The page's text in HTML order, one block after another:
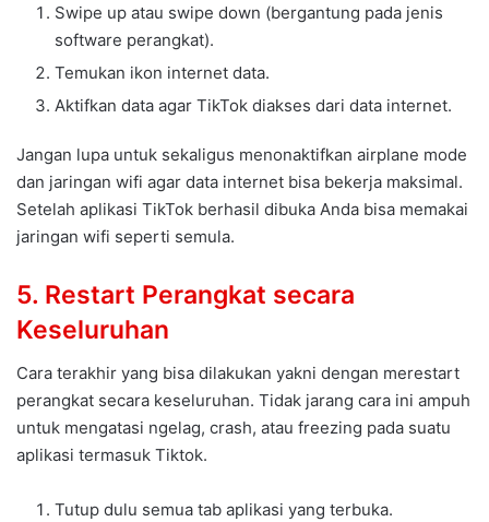
Swipe up atau swipe down (bergantung pada jenis
software perangkat).
Temukan ikon internet data.
Aktifkan data agar TikTok diakses dari data internet.
Jangan lupa untuk sekaligus menonaktifkan airplane mode
dan jaringan wifi agar data internet bisa bekerja maksimal.
Setelah aplikasi TikTok berhasil dibuka Anda bisa memakai
jaringan wifi seperti semula.
5. Restart Perangkat secara
Keseluruhan
Cara terakhir yang bisa dilakukan yakni dengan merestart
perangkat secara keseluruhan. Tidak jarang cara ini ampuh
untuk mengatasi ngelag, crash, atau freezing pada suatu
aplikasi termasuk Tiktok.
Tutup dulu semua tab aplikasi yang terbuka.